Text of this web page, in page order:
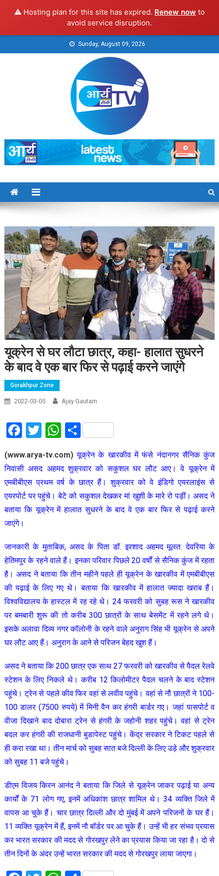
⚠️ Hosting plan for this site has expired. Renew now to
avoid service disruption.
to
Sunday, August 09, 2026
Arya TV
यूक्रेन से घर लौटा छात्र, कहा- हालात सुधरने
के बाद वे एक बार फिर से पढ़ाई करने जाएंगे
Gorakhpur Zone
2022-03-05 Ajay Gautam
Facebook
Twitter
WhatsApp
Share
(www.arya-tv.com) यूक्रेन के खारकीव में फंसे नंदानगर सैनिक कुंज
निवासी असद अहमद शुक्रवार को सकुशल घर लौट आए। वे यूक्रेन में
एमबीबीएस प्रथम वर्ष के छात्र हैं। शुक्रवार को वे इंडिगो एयरलाइंस से
एयरपोर्ट पर पहुंचे। बेटे को सकुशल देखकर मां खुशी के मारे रो पड़ीं। असद ने
बताया कि यूक्रेन में हालात सुधरने के बाद वे एक बार फिर से पढ़ाई करने
जाएंगे।
जानकारी के मुताबिक, असद के पिता डॉ. इरशाद अहमद मूलत: देवरिया के
हेतिमपुर के रहने वाले हैं। इनका परिवार पिछले 20 वर्षों से सैनिक कुंज में रहता
है। असद ने बताया कि तीन महीने पहले ही यूक्रेन के खारकीव में एमबीबीएस
की पढ़ाई के लिए गए थे। बताया कि खारकीव में हालात ज्यादा खराब हैं।
विश्वविद्यालय के हास्टल में रह रहे थे। 24 फरवरी को सुबह रूस ने खारकीव
पर बमबारी शुरू की तो करीब 300 छात्रों के साथ बेसमेंट में रहने लगे थे।
इसके अलावा दिव्य नगर कॉलोनी के रहने वाले अनुराग सिंह भी यूक्रेन से अपने
घर लौट आए हैं। अनुराग के आने से परिजन बेहद खुश हैं।
असद ने बताया कि 200 छात्र एक साथ 27 फरवरी को खारकीव से पैदल रेलवे
स्टेशन के लिए निकले थे। करीब 12 किलोमीटर पैदल चलने के बाद स्टेशन
पहुंचे। ट्रेन से पहले कीव फिर वहां से लवीव पहुंचे। वहां से नौ छात्रों ने 100-
100 डालर (7500 रुपये) में मिनी वैन कर हंगरी बार्डर गए। जहां पासपोर्ट व
वीजा दिखाने बाद दोबारा ट्रेन से हंगरी के जहोनी शहर पहुंचे। वहां से ट्रेन
बदल कर हंगरी की राजधानी बुडापेस्ट पहुंचे। केंद्र सरकार ने टिकट पहले से
ही करा रखा था। तीन मार्च को सुबह सात बजे दिल्ली के लिए उड़े और शुक्रवार
को सुबह 11 बजे पहुंचे।
डीएम विजय किरन आनंद ने बताया कि जिले से यूक्रेन जाकर पढ़ाई या अन्य
कार्यों के 71 लोग गए, इनमें अधिकांश छात्र शामिल थे। 34 व्यक्ति जिले में
वापस आ चुके हैं। चार छात्र दिल्ली और दो मुंबई में अपने परिजनों के घर हैं।
11 व्यक्ति यूक्रेन में हैं, इनमें नौ बॉर्डर पर आ चुके हैं। उन्हें भी हर संभव प्रयास
कर भारत सरकार की मदद से गोरखपुर लेने का प्रयास किया जा रहा है। दो से
तीन दिनों के अंदर उन्हें भारत सरकार की मदद से गोरखपुर लाया जाएगा।